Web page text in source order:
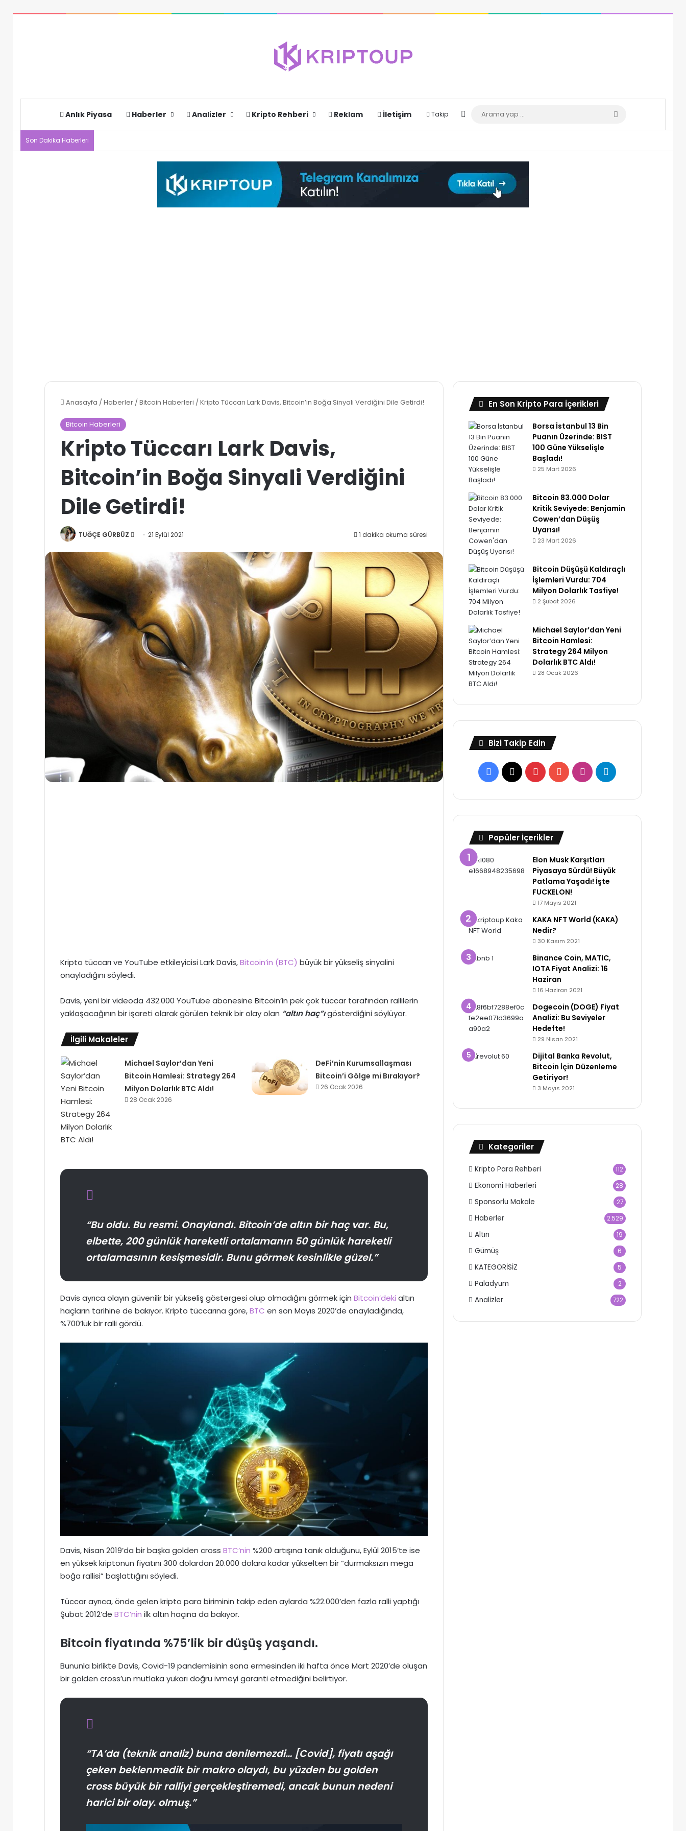
Anlık Piyasa Haberler Analizler Kripto Rehberi Reklam İletişim Takip Dış görünümü değiştir
yap
...
Son Dakika Haberleri
Anasayfa /Haberler /Bitcoin Haberleri /Kripto Tüccarı Lark Davis, Bitcoin’in Boğa Sinyali Verdiğini Dile Getirdi!
Bitcoin Haberleri
Kripto Tüccarı Lark Davis,
Bitcoin’in Boğa Sinyali Verdiğini
Dile Getirdi!
TUĞÇE GÜRBÜZ
posta
göndermek
21 Eylül 2021 1 dakika okuma süresi
Kripto tüccarı ve YouTube etkileyicisi Lark Davis,Bitcoin’in (BTC) büyük bir yükseliş sinyalini
onayladığını söyledi.
Davis, yeni bir videoda 432.000 YouTube abonesine Bitcoin’in pek çok tüccar tarafından rallilerin
yaklaşacağının bir işareti olarak görülen teknik bir olay olan “altın haç”ıgösterdiğini söylüyor.
İlgili Makaleler
Michael Saylor’dan Yeni
Bitcoin Hamlesi: Strategy 264
Milyon Dolarlık BTC Aldı!
28 Ocak 2026
DeFi’nin Kurumsallaşması
Bitcoin’i Gölge mi Bırakıyor?
26 Ocak 2026
“Bu oldu. Bu resmi. Onaylandı. Bitcoin’de altın bir haç var. Bu,
elbette, 200 günlük hareketli ortalamanın 50 günlük hareketli
ortalamasının kesişmesidir. Bunu görmek kesinlikle güzel.”
Davis ayrıca olayın güvenilir bir yükseliş göstergesi olup olmadığını görmek için Bitcoin’deki altın
haçların tarihine de bakıyor. Kripto tüccarına göre,BTC en son Mayıs 2020’de onayladığında,
%700’lük bir ralli gördü.
Davis, Nisan 2019’da bir başka golden cross BTC’nin %200 artışına tanık olduğunu, Eylül 2015’te ise
en yüksek kriptonun fiyatını 300 dolardan 20.000 dolara kadar yükselten bir “durmaksızın mega
boğa rallisi” başlattığını söyledi.
Tüccar ayrıca, önde gelen kripto para biriminin takip eden aylarda %22.000’den fazla ralli yaptığı
Şubat 2012’de BTC’nin ilk altın haçına da bakıyor.
Bitcoin fiyatında %75’lik bir düşüş yaşandı.
Bununla birlikte Davis, Covid-19 pandemisinin sona ermesinden iki hafta önce Mart 2020’de oluşan
bir golden cross’un mutlaka yukarı doğru ivmeyi garanti etmediğini belirtiyor.
“TA’da (teknik analiz) buna denilemezdi… [Covid], fiyatı aşağı
çeken beklenmedik bir makro olaydı, bu yüzden bu golden
cross büyük bir ralliyi gerçekleştiremedi, ancak bunun nedeni
harici bir olay. olmuş.”
En Son Kripto Para İçerikleri
Borsa İstanbul 13 Bin
Puanın Üzerinde: BIST
100 Güne Yükselişle
Başladı!
25 Mart 2026
Bitcoin 83.000 Dolar
Kritik Seviyede: Benjamin
Cowen’dan Düşüş
Uyarısı!
23 Mart 2026
Bitcoin Düşüşü Kaldıraçlı
İşlemleri Vurdu: 704
Milyon Dolarlık Tasfiye!
2 Şubat 2026
Michael Saylor’dan Yeni
Bitcoin Hamlesi:
Strategy 264 Milyon
Dolarlık BTC Aldı!
28 Ocak 2026
Bizi Takip Edin
Facebook
X PinterestYouTubeInstagramTelegram
Popüler İçerikler
Elon Musk Karşıtları
Piyasaya Sürdü! Büyük
Patlama Yaşadı! İşte
FUCKELON!
17 Mayıs 2021
KAKA NFT World (KAKA)
Nedir?
30 Kasım 2021
Binance Coin, MATIC,
IOTA Fiyat Analizi: 16
Haziran
16 Haziran 2021
Dogecoin (DOGE) Fiyat
Analizi: Bu Seviyeler
Hedefte!
29 Nisan 2021
Dijital Banka Revolut,
Bitcoin İçin Düzenleme
Getiriyor!
3 Mayıs 2021
Kategoriler
Kripto Para Rehberi 112
Ekonomi Haberleri 28
Sponsorlu Makale 27
Haberler 2.529
Altın 19
Gümüş 6
KATEGORİSİZ 5
Paladyum 2
Analizler 722